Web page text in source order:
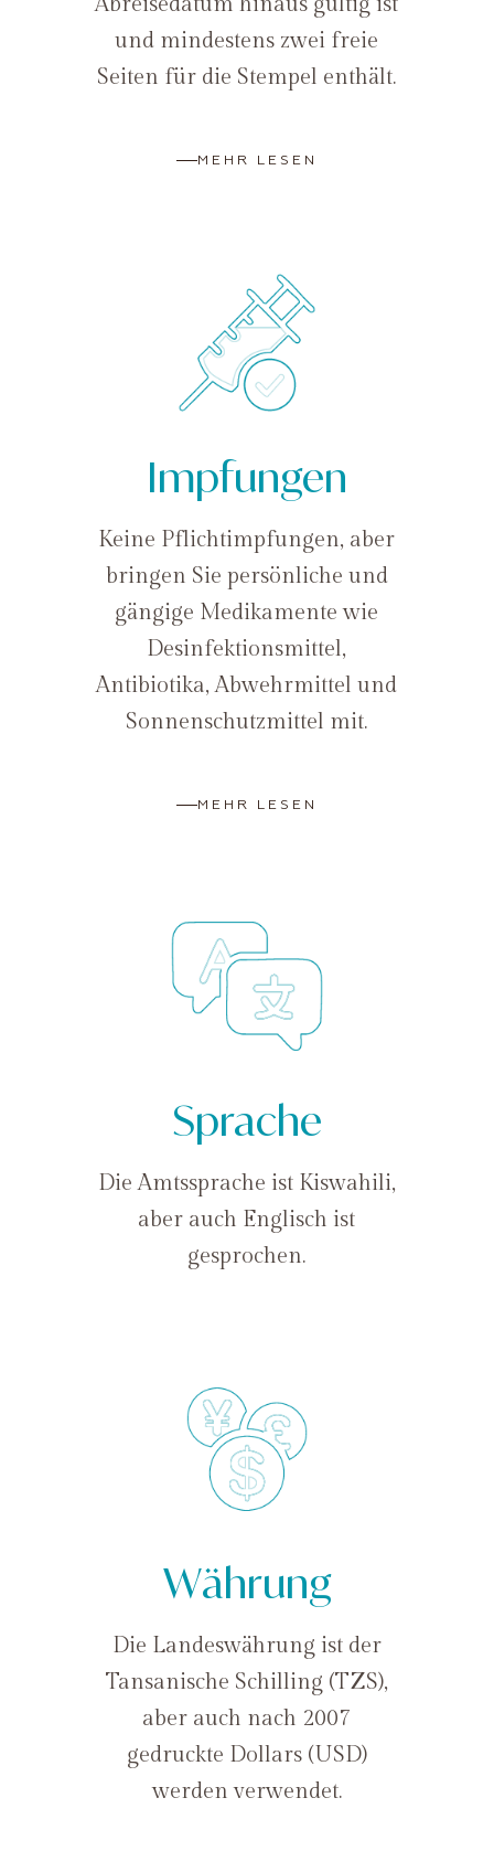
und mindestens zwei freie
Seiten für die Stempel enthält.
MEHR LESEN
Impfungen
Keine Pflichtimpfungen, aber
bringen Sie persönliche und
gängige Medikamente wie
Desinfektionsmittel,
Antibiotika, Abwehrmittel und
Sonnenschutzmittel mit.
MEHR LESEN
Sprache
Die Amtssprache ist Kiswahili,
aber auch Englisch ist
gesprochen.
Währung
Die Landeswährung ist der
Tansanische Schilling (TZS),
aber auch nach 2007
gedruckte Dollars (USD)
werden verwendet.